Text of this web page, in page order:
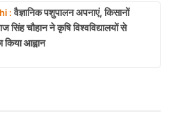
:वैज्ञानिक पशुपालन अपनाएं, किसानों
सिंह चौहान ने कृषि विश्वविद्यालयों से
किया आह्वान